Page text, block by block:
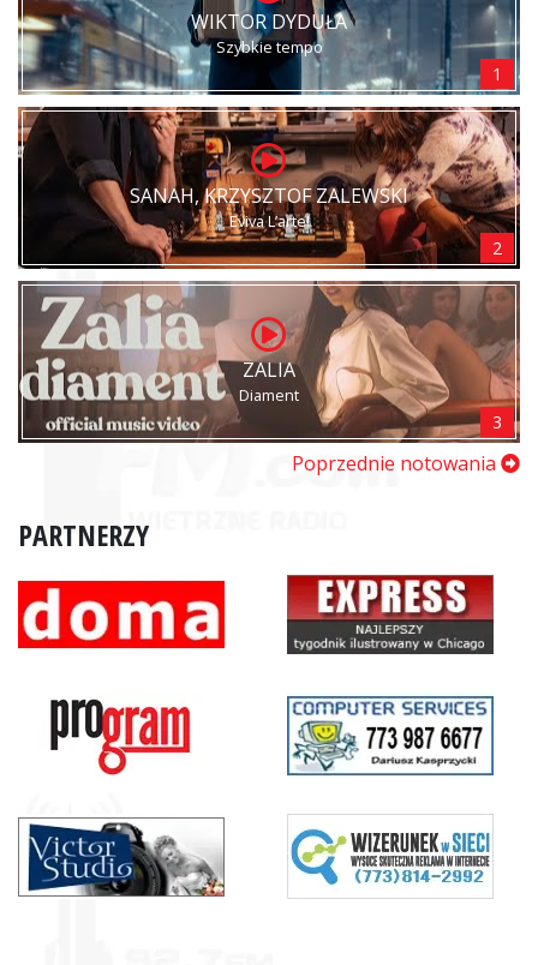
WIKTOR DYDUŁA
Szybkie tempo
1
SANAH, KRZYSZTOF ZALEWSKI
Eviva L’arte!
2
ZALIA
Diament
3
Poprzednie notowania
PARTNERZY